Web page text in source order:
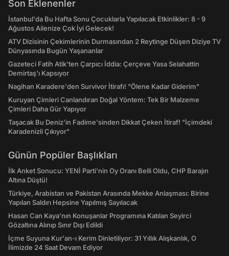
Son Eklenenler
İstanbul'da Bu Hafta Sonu Çocuklarla Yapılacak Etkinlikler: 8 - 9
Ağustos Ailenize Çok İyi Gelecek!
ATV Dizisinin Çekimlerinin Durmasından 2 Reytinge Düşen Diziye TV
Dünyasında Bugün Yaşananlar
Gazeteci Fatih Atik'ten Çarpıcı İddia: Çerçeve Yasa Selahattin
Demirtaş'ı Kapsıyor
Nagihan Karadere'den Survivor İtirafı! "Ölene Kadar Giderim"
Kuruyan Çimleri Canlandıran Doğal Yöntem: Tek Bir Malzeme
Çimleri Daha Gür Yapıyor
Taşacak Bu Deniz'in Fadime'sinden Dikkat Çeken İtiraf! "İçimdeki
Karadenizli Çıkıyor"
Günün Popüler Başlıkları
İlk Anket Sonucu: YENİ Parti'nin Oy Oranı Belli Oldu, CHP Barajın
Altına Düştü!
Türkiye, Arabistan ve Pakistan Arasında Mekke Anlaşması: Birine
Yapılan Saldırı Hepsine Yapılmış Sayılacak
Hasan Can Kaya’nın Konuşanlar Programına Katılan Seyirci
Gözaltına Alınıp Sınır Dışı Edildi
İçme Suyuna Kur'an-ı Kerim Dinletiliyor: 31 Yıllık Alışkanlık, O
İlimizde 24 Saat Devam Ediyor